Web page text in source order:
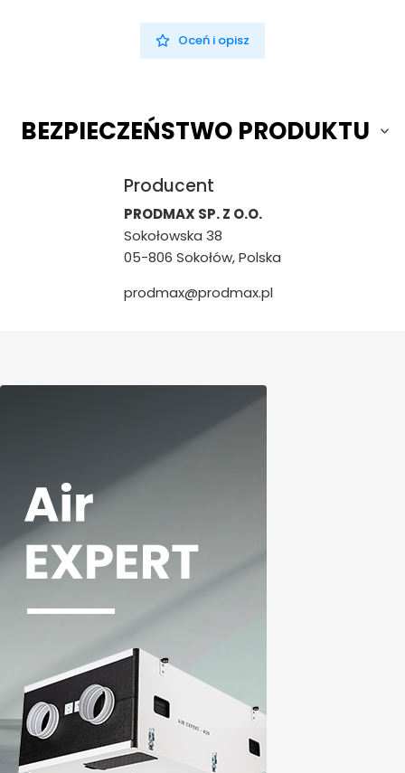
Oceń i opisz
BEZPIECZEŃSTWO PRODUKTU
Producent
PRODMAX SP. Z O.O.
Sokołowska 38
05-806 Sokołów, Polska
prodmax@prodmax.pl